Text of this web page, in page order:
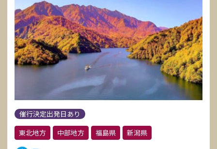
催行決定出発日あり
東北地方
中部地方 福島県 新潟県